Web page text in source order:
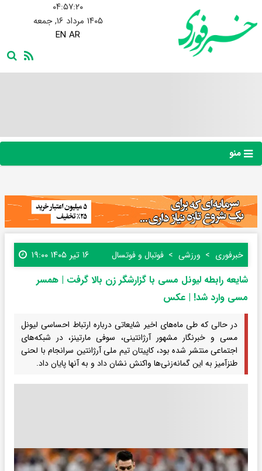
۰۴:۵۷:۲۱
۱۴۰۵ مرداد ۱۶, جمعه
EN AR
منو
خبرفوری ورزشی فوتبال و فوتسال ۱۶ تیر ۱۴۰۵ ۱۹:۰۰
شایعه رابطه لیونل مسی با گزارشگر زن بالا گرفت | همسر
مسی وارد شد! | عکس
در حالی که طی ماه‌های اخیر شایعاتی درباره ارتباط احساسی لیونل
مسی و خبرنگار مشهور آرژانتینی، سوفی مارتینز، در شبکه‌های
اجتماعی منتشر شده بود، کاپیتان تیم ملی آرژانتین سرانجام با لحنی
طنزآمیز به این گمانه‌زنی‌ها واکنش نشان داد و به آنها پایان داد.